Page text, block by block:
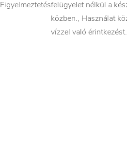
Figyelmeztetésfelügyelet nélkül a
közben., Használat
vízzel való érintkezést.